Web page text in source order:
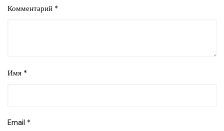
Комментарий *
Имя *
Email *